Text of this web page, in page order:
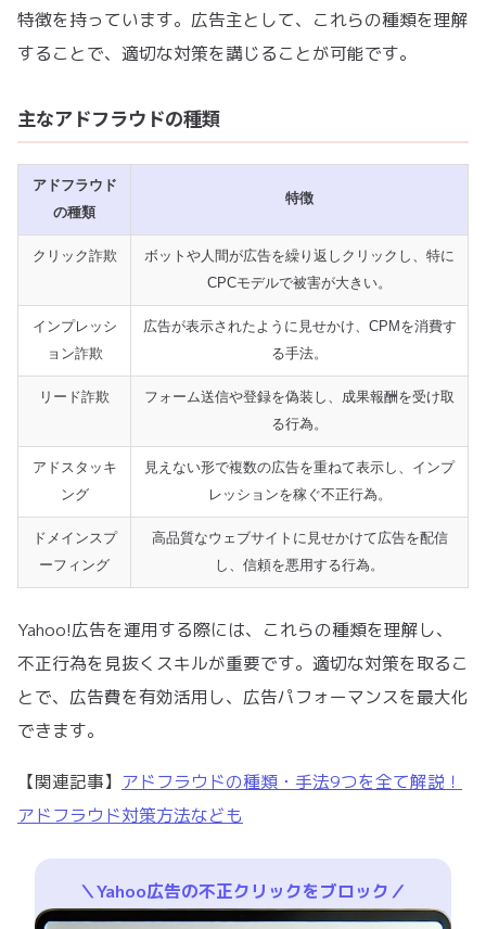
特徴を持っています。広告主として、これらの種類を理解
することで、適切な対策を講じることが可能です。
主なアドフラウドの種類
アドフラウド
の種類
特徴
クリック詐欺
ボットや人間が広告を繰り返しクリックし、特に
CPCモデルで被害が大きい。
インプレッシ
ョン詐欺
広告が表示されたように見せかけ、CPMを消費す
る手法。
リード詐欺
フォーム送信や登録を偽装し、成果報酬を受け取
る行為。
アドスタッキ
ング
見えない形で複数の広告を重ねて表示し、インプ
レッションを稼ぐ不正行為。
ドメインスプ
ーフィング
高品質なウェブサイトに見せかけて広告を配信
し、信頼を悪用する行為。
Yahoo!広告を運用する際には、これらの種類を理解し、
不正行為を見抜くスキルが重要です。適切な対策を取るこ
とで、広告費を有効活用し、広告パフォーマンスを最大化
できます。
【関連記事】 アドフラウドの種類・手法9つを全て解説！
アドフラウド対策方法なども
＼Yahoo広告の不正クリックをブロック／